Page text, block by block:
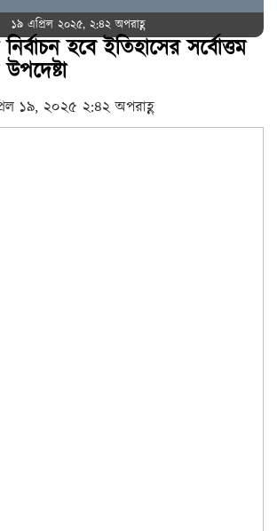
১৯ এপ্রিল ২০২৫, ২:৪২ অপরাহ্ণ
হবে ইতিহাসের সর্বোত্তম
উপদেষ্টা
১৯, ২০২৫ ২:৪২ অপরাহ্ণ